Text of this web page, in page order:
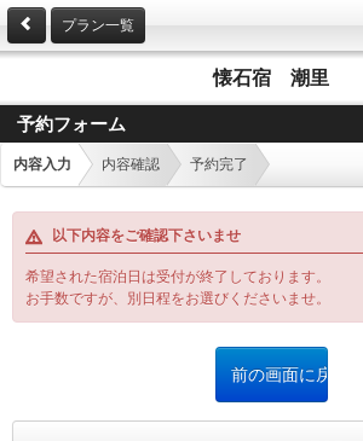
プラン一覧
懐石宿 潮里
予約フォーム
内容入力 内容確認 予約完了
以下内容をご確認下さいませ
希望された宿泊日は受付が終了しております。
お手数ですが、別日程をお選びくださいませ。